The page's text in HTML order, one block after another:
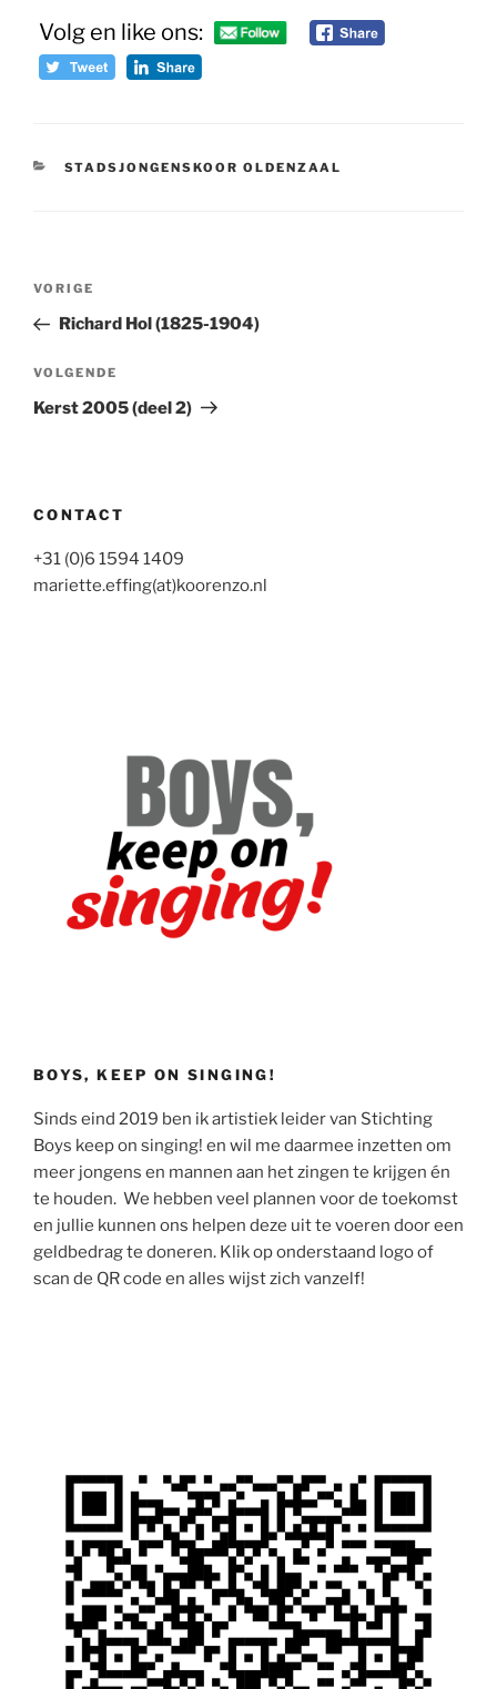
Volg en like ons:
CATEGORIEËN
STADSJONGENSKOOR OLDENZAAL
Bericht
Vorig
bericht
VORIGE
Richard Hol (1825-1904)
Volgend
bericht
VOLGENDE
Kerst 2005 (deel 2)
CONTACT
+31 (0)6 1594 1409
mariette.effing(at)koorenzo.nl
BOYS, KEEP ON SINGING!
Sinds eind 2019 ben ik artistiek leider van Stichting
Boys keep on singing! en wil me daarmee inzetten om
meer jongens en mannen aan het zingen te krijgen én
te houden. We hebben veel plannen voor de toekomst
en jullie kunnen ons helpen deze uit te voeren door een
geldbedrag te doneren. Klik op onderstaand logo of
scan de QR code en alles wijst zich vanzelf!